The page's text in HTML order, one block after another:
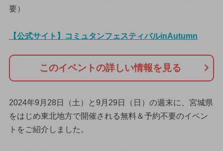
要）
【公式サイト】コミュタンフェスティバルinAutumn
このイベントの詳しい情報を見る
2024年9月28日（土）と9月29日（日）の週末に、宮城県
をはじめ東北地方で開催される無料＆予約不要のイベン
トをご紹介しました。